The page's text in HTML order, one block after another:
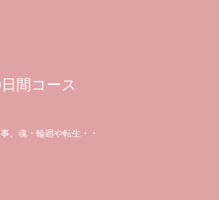
間コース
、魂・輪廻や転生・・